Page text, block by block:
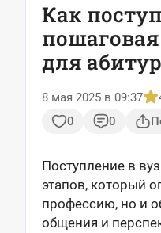
Как
для
8 мая 2025 в 09:37
0
0
Поступление в
этапов, который
профессию, но и
общения и